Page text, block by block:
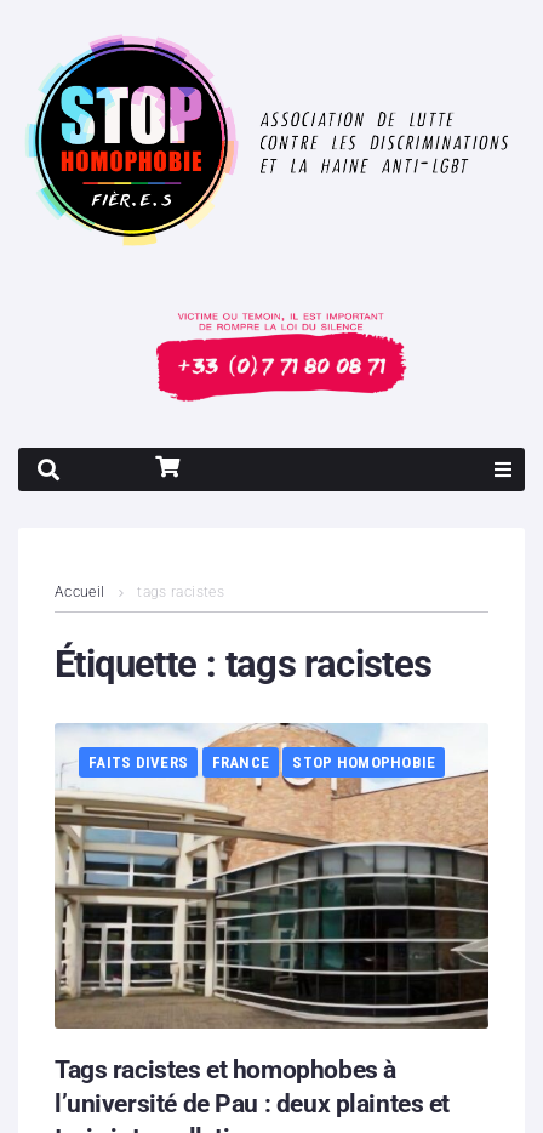
Contenus litigieux
Boutique
Partenaires
Contacts
Hébergement solidaire
Accueil tags racistes
Étiquette : tags racistes
FAITS DIVERS FRANCE STOP HOMOPHOBIE
Tags racistes et homophobes à
l’université de Pau : deux plaintes et